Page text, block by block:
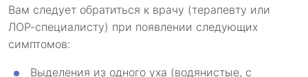
Вам следует обратиться к врачу (терапевту или
ЛОР-специалисту) при появлении следующих
симптомов:
Выделения из одного уха (водянистые, с